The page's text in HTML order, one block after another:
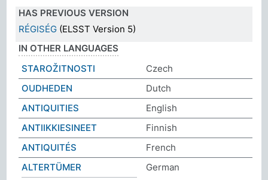
HAS PREVIOUS VERSION
RÉGISÉG (ELSST Version 5)
IN OTHER LANGUAGES
STAROŽITNOSTI
Czech
OUDHEDEN
Dutch
ANTIQUITIES
English
ANTIIKKIESINEET
Finnish
ANTIQUITÉS
French
ALTERTÜMER
German